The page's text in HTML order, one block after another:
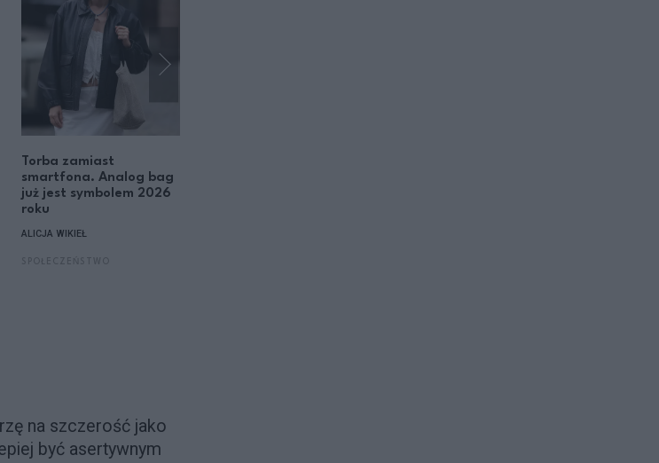
Torba zamiast
smartfona. Analog bag
już jest symbolem 2026
roku
ALICJA WIKIEŁ
na szczerość jako
być asertywnym